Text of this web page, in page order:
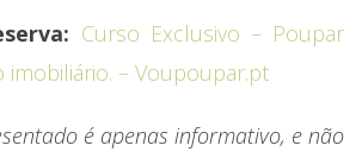
Curso Exclusivo – Poupar
– Voupoupar.pt
é apenas informativo, e não